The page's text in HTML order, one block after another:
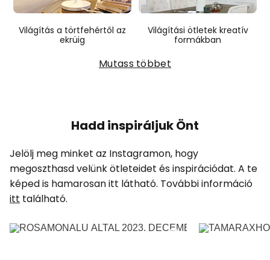
Világítás a törtfehértől az
ekrüig
Világítási ötletek kreatív
formákban
Mutass többet
Hadd inspiráljuk Önt
Jelölj meg minket az Instagramon, hogy
megoszthasd velünk ötleteidet és inspirációdat. A te
képed is hamarosan itt látható. További információ
itt található.